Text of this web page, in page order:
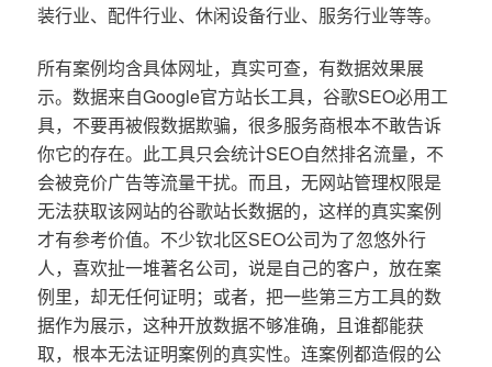
装行业、配件行业、休闲设备行业、服务行业等等。
所有案例均含具体网址，真实可查，有数据效果展
示。数据来自Google官方站长工具，谷歌SEO必用工
具，不要再被假数据欺骗，很多服务商根本不敢告诉
你它的存在。此工具只会统计SEO自然排名流量，不
会被竞价广告等流量干扰。而且，无网站管理权限是
无法获取该网站的谷歌站长数据的，这样的真实案例
才有参考价值。不少钦北区SEO公司为了忽悠外行
人，喜欢扯一堆著名公司，说是自己的客户，放在案
例里，却无任何证明；或者，把一些第三方工具的数
据作为展示，这种开放数据不够准确，且谁都能获
取，根本无法证明案例的真实性。连案例都造假的公